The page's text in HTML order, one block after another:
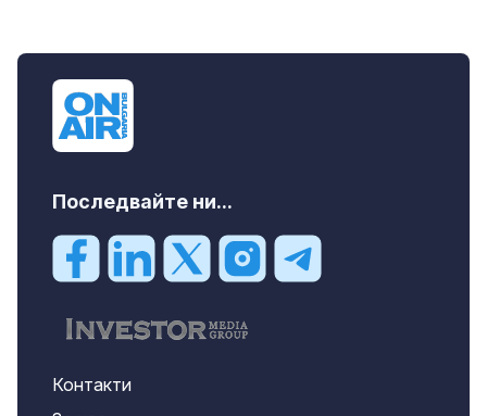
Последвайте ни...
Контакти